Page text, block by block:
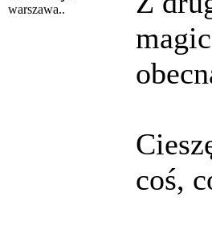
warszawa..
coś,